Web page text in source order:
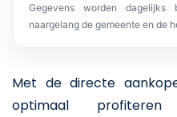
Gegevens worden dagelijks
naargelang de gemeente en de
Met de directe
optimaal